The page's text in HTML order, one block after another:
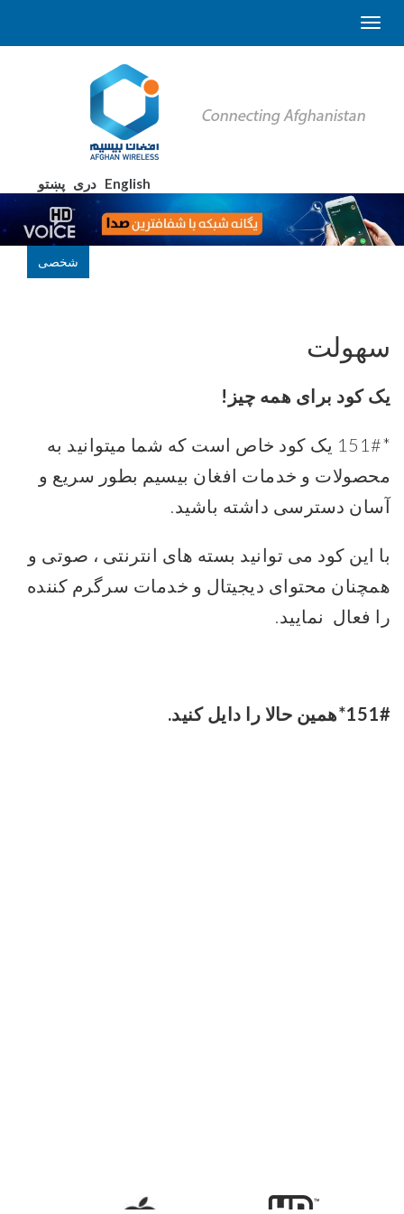
English دری پښتو
شخصی
سهولت
یک کود برای همه چیز !
*151# یک کود خاص است که شما میتوانید به
محصولات و خدمات افغان بیسیم بطور سریع و
آسان دسترسی داشته باشید.
با این کود می ‌توانید بسته‌ های انترنتی ، صوتی و
همچنان محتوای دیجیتال و خدمات سرگرم کننده
را فعال نمایید.
همین حالا*151# را دایل کنید.